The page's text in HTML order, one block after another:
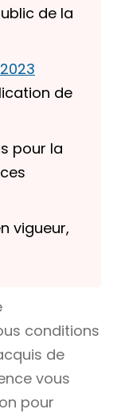
de la
de
pour la
vigueur,
conditions
de
vous
pour